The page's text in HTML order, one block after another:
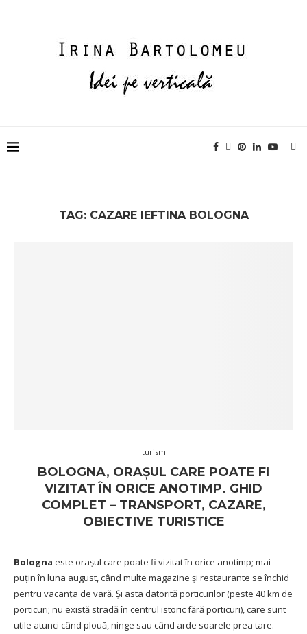
TAG: CAZARE IEFTINA BOLOGNA
turism
BOLOGNA, ORAȘUL CARE POATE FI
VIZITAT ÎN ORICE ANOTIMP. GHID
COMPLET – TRANSPORT, CAZARE,
OBIECTIVE TURISTICE
Bologna este orașul care poate fi vizitat în orice anotimp; mai
puțin în luna august, când multe magazine și restaurante se închid
pentru vacanța de vară. Și asta datorită porticurilor (peste 40 km de
porticuri; nu există stradă în centrul istoric fără porticuri), care sunt
utile atunci când plouă, ninge sau când arde soarele prea tare.